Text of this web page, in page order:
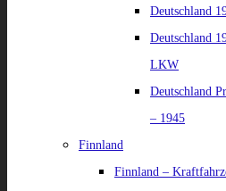
Deutschland
Deutschland
LKW
Deutschland
– 1945
Finnland
Finnland –